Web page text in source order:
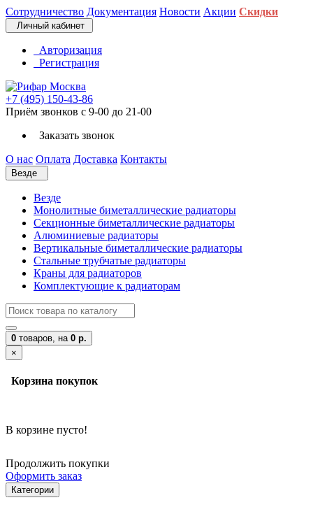
Сотрудничество Документация Новости Акции Скидки
Личный кабинет
Авторизация
Регистрация
+7 (495) 150-43-86
Приём звонков с 9-00 до 21-00
Заказать звонок
О нас Оплата Доставка Контакты
Везде
Везде
Монолитные биметаллические радиаторы
Секционные биметаллические радиаторы
Алюминиевые радиаторы
Вертикальные биметаллические радиаторы
Стальные трубчатые радиаторы
Краны для радиаторов
Комплектующие к радиаторам
0 товаров, на 0 р.
×
Корзина покупок
В корзине пусто!
Продолжить покупки
Оформить заказ
Категории